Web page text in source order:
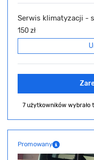
Serwis klimatyzacji -
150 zł
7 użytkowników wybrało
Promowany